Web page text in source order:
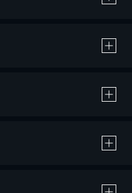
決済による作品の購入 / レンタルです。